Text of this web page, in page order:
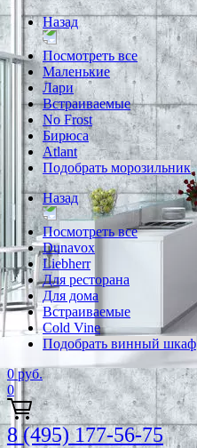
Назад
Посмотреть все
Маленькие
Лари
Встраиваемые
No Frost
Бирюса
Atlant
Подобрать морозильник
Назад
Посмотреть все
Dunavox
Liebherr
Для ресторана
Для дома
Встраиваемые
Cold Vine
Подобрать винный шкаф
0 руб.
0
8 (495) 177-56-75